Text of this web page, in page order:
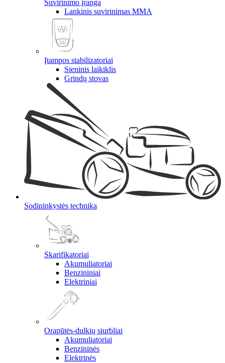
Suvirinimo įranga
Lankinis suvirinimas MMA
Įtampos stabilizatoriai
Sieninis laikiklis
Grindų stovas
Sodininkystės technika
Skarifikatoriai
Akumuliatoriai
Benzininiai
Elektriniai
Orapūtės-dulkių siurbliai
Akumuliatoriai
Benzininės
Elektrinės